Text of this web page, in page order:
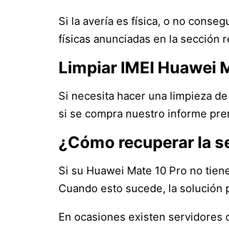
Si la avería es física, o no
físicas anunciadas en la sección
Limpiar IMEI Huawei
Si necesita hacer una limpieza
si se compra nuestro informe
¿Cómo recuperar la
Si su Huawei Mate 10 Pro no
Cuando esto sucede, la solución
En ocasiones existen servidores